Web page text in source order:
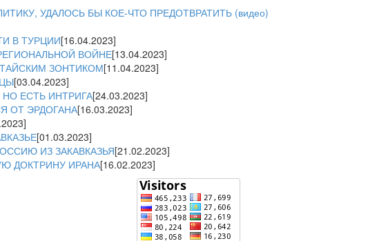
УДАЛОСЬ БЫ КОЕ-ЧТО ПРЕДОТВРАТИТЬ (видео)
В ТУРЦИИ[16.04.2023]
ВОЙНЕ[13.04.2023]
ЗОНТИКОМ[11.04.2023]
[03.04.2023]
ЕСТЬ ИНТРИГА[24.03.2023]
ОТ ЭРДОГАНА[16.03.2023]
[01.03.2023]
ИЗ ЗАКАВКАЗЬЯ[21.02.2023]
ДОКТРИНУ ИРАНА[16.02.2023]